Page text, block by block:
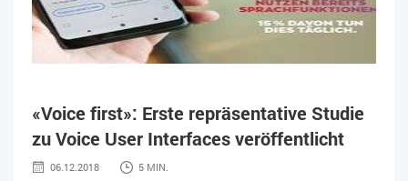
«Voice first»: Erste repräsentative Studie
zu Voice User Interfaces veröffentlicht
06.12.2018 5 MIN.